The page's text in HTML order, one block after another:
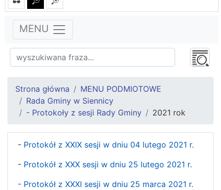
MENU
Strona główna
MENU PODMIOTOWE
Rada Gminy w Siennicy
- Protokoły z sesji Rady Gminy
2021 rok
- Protokół z XXIX sesji w dniu 04 lutego 2021 r.
- Protokół z XXX sesji w dniu 25 lutego 2021 r.
- Protokół z XXXI sesji w dniu 25 marca 2021 r.